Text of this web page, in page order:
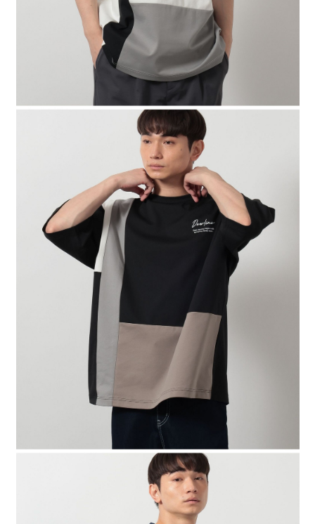
２．關於個人資料處理事宜，請瀏覽以下網址：https://aftee.tw/terms/#terms3
３．未成年的使用者請事先徵得法定代理人或監護人之同意方可使用
「AFTEE先享後付」，若未經同意申辦者引起之損失，本公司不負相關責
４．使用「AFTEE先享後付」時，將依據個別帳號之用戶狀況，依本公司即
時審查核予不同之上限額度；若仍有額度不足之情形，本公司將視審查結果
請求用戶進行身份認證。
５．嚴禁一人註冊多個帳號或使用他人資訊註冊。若發現惡意使用之情形，
恩沛科技股份有限公司將有權停止該用戶之使用額度並採取法律行動。